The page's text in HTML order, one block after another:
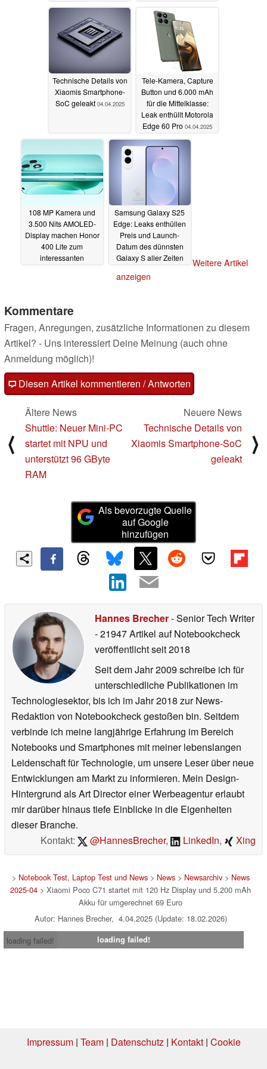
07.04.2025
Technische Details von
Xiaomis Smartphone-
SoC geleakt 04.04.2025
Tele-Kamera, Capture
Button und 6.000 mAh
für die Mittelklasse:
Leak enthüllt Motorola
Edge 60 Pro 04.04.2025
108 MP Kamera und
3.500 Nits AMOLED-
Display machen Honor
400 Lite zum
interessanten
Samsung Galaxy S25
Edge: Leaks enthüllen
Preis und Launch-
Datum des dünnsten
Galaxy S aller Zeiten
Weitere Artikel
anzeigen
Kommentare
Fragen, Anregungen, zusätzliche Informationen zu diesem
Artikel? - Uns interessiert Deine Meinung (auch ohne
Anmeldung möglich)!
Diesen Artikel kommentieren / Antworten
⟨
Ältere News
Shuttle: Neuer Mini-PC
startet mit NPU und
unterstützt 96 GByte
RAM
Neuere News
Technische Details von
Xiaomis Smartphone-SoC
geleakt
⟩
Als bevorzugte Quelle
auf Google
hinzufügen
Hannes Brecher- Senior Tech Writer
- 21947 Artikel auf Notebookcheck
veröffentlichtseit 2018
Seit dem Jahr 2009 schreibe ich für
unterschiedliche Publikationen im
Technologiesektor, bis ich im Jahr 2018 zur News-
Redaktion von Notebookcheck gestoßen bin. Seitdem
verbinde ich meine langjährige Erfahrung im Bereich
Notebooks und Smartphones mit meiner lebenslangen
Leidenschaft für Technologie, um unsere Leser über neue
Entwicklungen am Markt zu informieren. Mein Design-
Hintergrund als Art Director einer Werbeagentur erlaubt
mir darüber hinaus tiefe Einblicke in die Eigenheiten
dieser Branche.
Kontakt:
@HannesBrecher, LinkedIn, Xing
> Notebook Test, Laptop Test und News> News> Newsarchiv> News
2025-04 > Xiaomi Poco C71 startet mit 120 Hz Display und 5.200 mAh
Akku für umgerechnet 69 Euro
Autor: Hannes Brecher, 4.04.2025 (Update: 18.02.2026)
loading failed!
loading failed!
Impressum| Team| Datenschutz| Kontakt| Cookie